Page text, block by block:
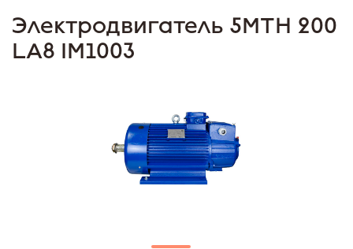
Электродвигатель 5МТН 200
LA8 IM1003